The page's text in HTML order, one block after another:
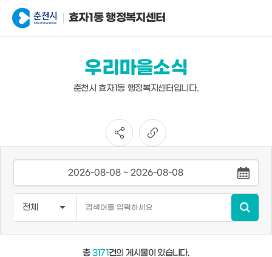
효자1동 행정복지센터
우리마을소식
춘천시 효자1동 행정복지센터입니다.
총3171건의 게시물이 있습니다.